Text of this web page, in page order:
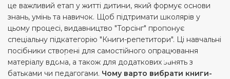
це важливий етап у житті дитини, який формує основи
знань, умінь та навичок. Щоб підтримати школярів у
цьому процесі, видавництво "Торсінг" пропонує
спеціальну підкатегорію "Книги-репетитори". Ці навчальні
посібники створені для самостійного опрацювання
матеріалу вдома, а також для додаткових занять з
батьками чи педагогами. Чому варто вибрати книги-